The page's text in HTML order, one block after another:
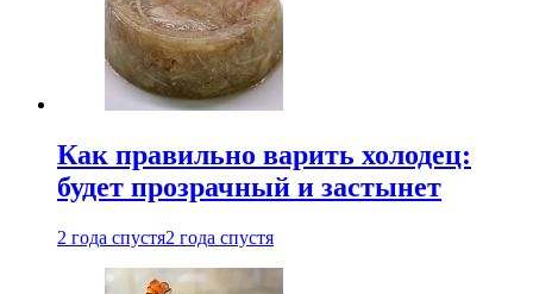
Как правильно варить холодец:
будет прозрачный и застынет
2 года спустя2 года спустя